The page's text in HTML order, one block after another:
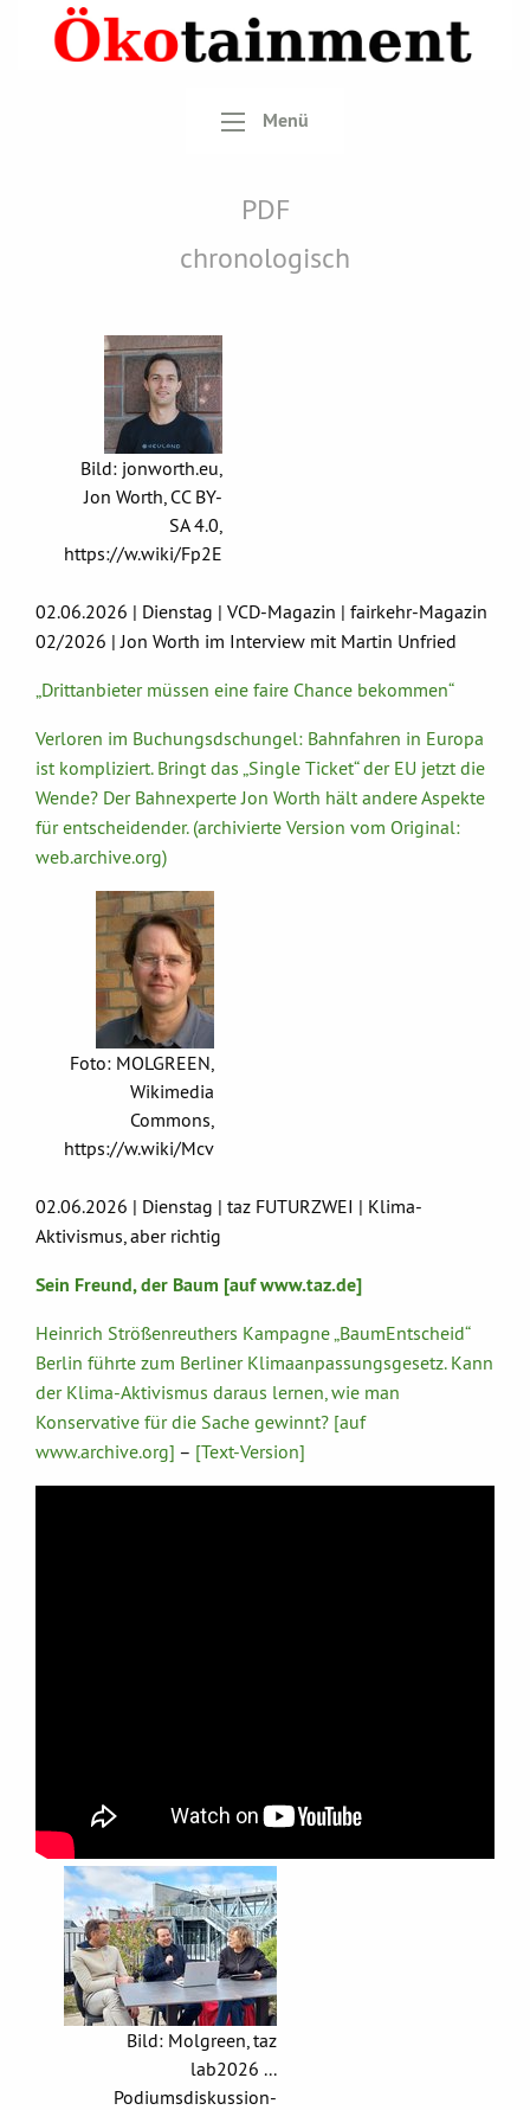
Menü
PDF
chronologisch
Bild: jonworth.eu,
Jon Worth, CC BY-
SA 4.0,
https://w.wiki/Fp2E
02.06.2026 | Dienstag | VCD-Magazin | fairkehr-Magazin
02/2026 | Jon Worth im Interview mit Martin Unfried
„Drittanbieter müssen eine faire Chance bekommen“
Verloren im Buchungsdschungel: Bahnfahren in Europa
ist kompliziert. Bringt das „Single Ticket“ der EU jetzt die
Wende? Der Bahnexperte Jon Worth hält andere Aspekte
für entscheidender. (archivierte Version vom Original:
web.archive.org)
Foto: MOLGREEN,
Wikimedia
Commons,
https://w.wiki/Mcv
02.06.2026 | Dienstag | taz FUTURZWEI | Klima-
Aktivismus, aber richtig
Sein Freund, der Baum [auf www.taz.de]
Heinrich Strößenreuthers Kampagne „BaumEntscheid“
Berlin führte zum Berliner Klimaanpassungsgesetz. Kann
der Klima-Aktivismus daraus lernen, wie man
Konservative für die Sache gewinnt? [auf
www.archive.org] – [Text-Version]
Bild: Molgreen, taz
lab2026 ...
Podiumsdiskussion-